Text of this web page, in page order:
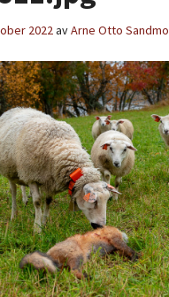
2022 avArne Otto Sandmo